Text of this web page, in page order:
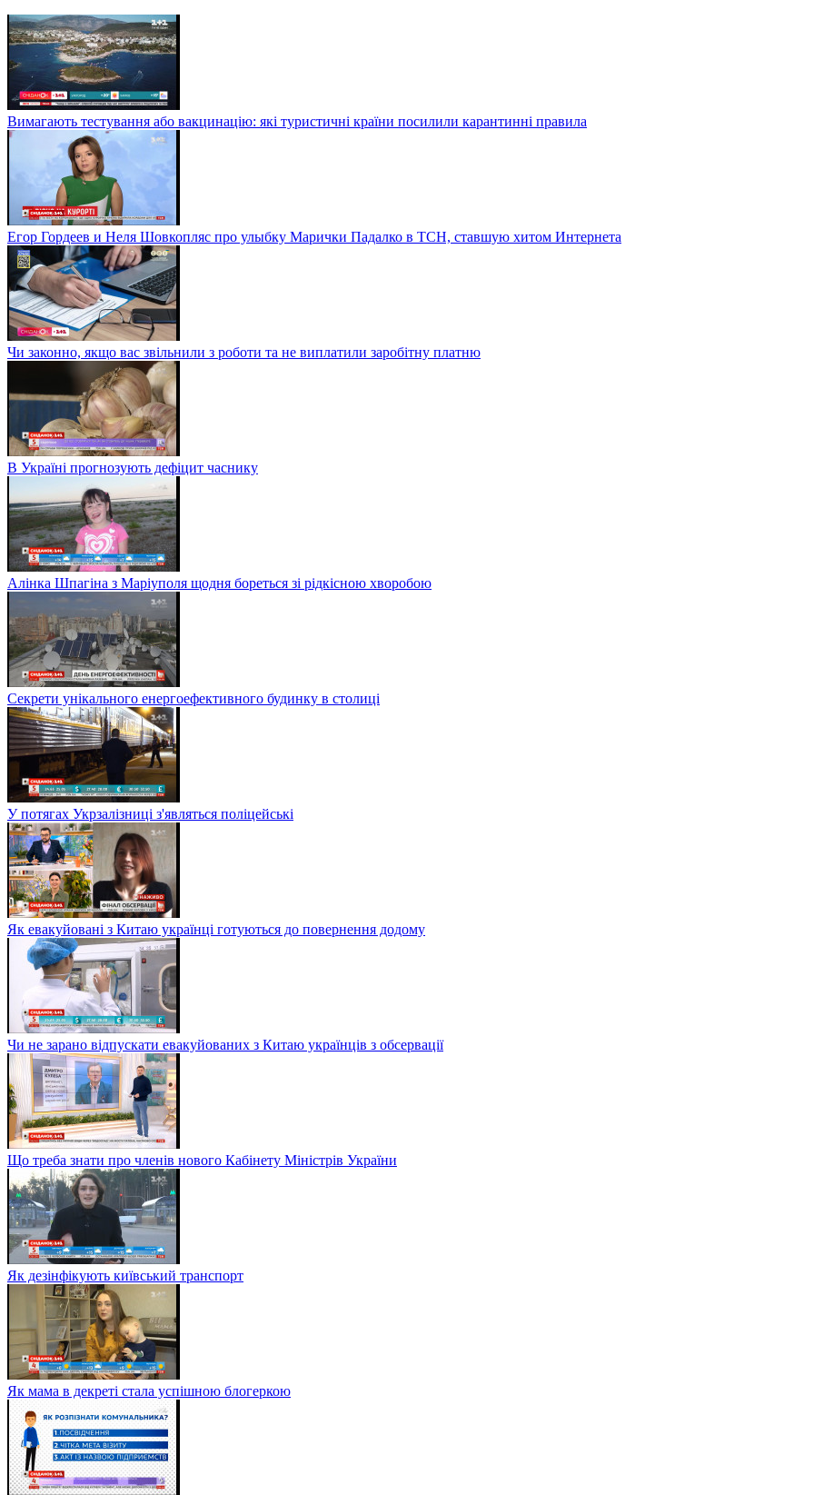
Вимагають тестування або вакцинацію: які туристичні країни посилили карантинні правила
Егор Гордеев и Неля Шовкопляс про улыбку Марички Падалко в ТСН, ставшую хитом Интернета
Чи законно, якщо вас звільнили з роботи та не виплатили заробітну платню
В Україні прогнозують дефіцит часнику
Алінка Шпагіна з Маріуполя щодня бореться зі рідкісною хворобою
Секрети унікального енергоефективного будинку в столиці
У потягах Укрзалізниці з'являться поліцейські
Як евакуйовані з Китаю українці готуються до повернення додому
Чи не зарано відпускати евакуйованих з Китаю українців з обсервації
Що треба знати про членів нового Кабінету Міністрів України
Як дезінфікують київський транспорт
Як мама в декреті стала успішною блогеркою